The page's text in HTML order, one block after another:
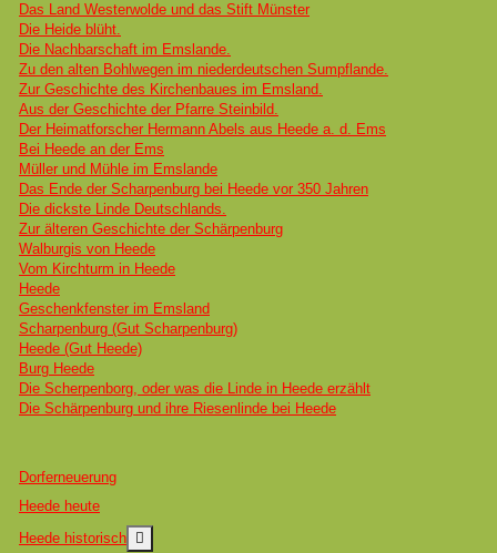
Das Land Westerwolde und das Stift Münster
Die Heide blüht.
Die Nachbarschaft im Emslande.
Zu den alten Bohlwegen im niederdeutschen Sumpflande.
Zur Geschichte des Kirchenbaues im Emsland.
Aus der Geschichte der Pfarre Steinbild.
Der Heimatforscher Hermann Abels aus Heede a. d. Ems
Bei Heede an der Ems
Müller und Mühle im Emslande
Das Ende der Scharpenburg bei Heede vor 350 Jahren
Die dickste Linde Deutschlands.
Zur älteren Geschichte der Schärpenburg
Walburgis von Heede
Vom Kirchturm in Heede
Heede
Geschenkfenster im Emsland
Scharpenburg (Gut Scharpenburg)
Heede (Gut Heede)
Burg Heede
Die Scherpenborg, oder was die Linde in Heede erzählt
Die Schärpenburg und ihre Riesenlinde bei Heede
Dorferneuerung
Heede heute
Heede historisch